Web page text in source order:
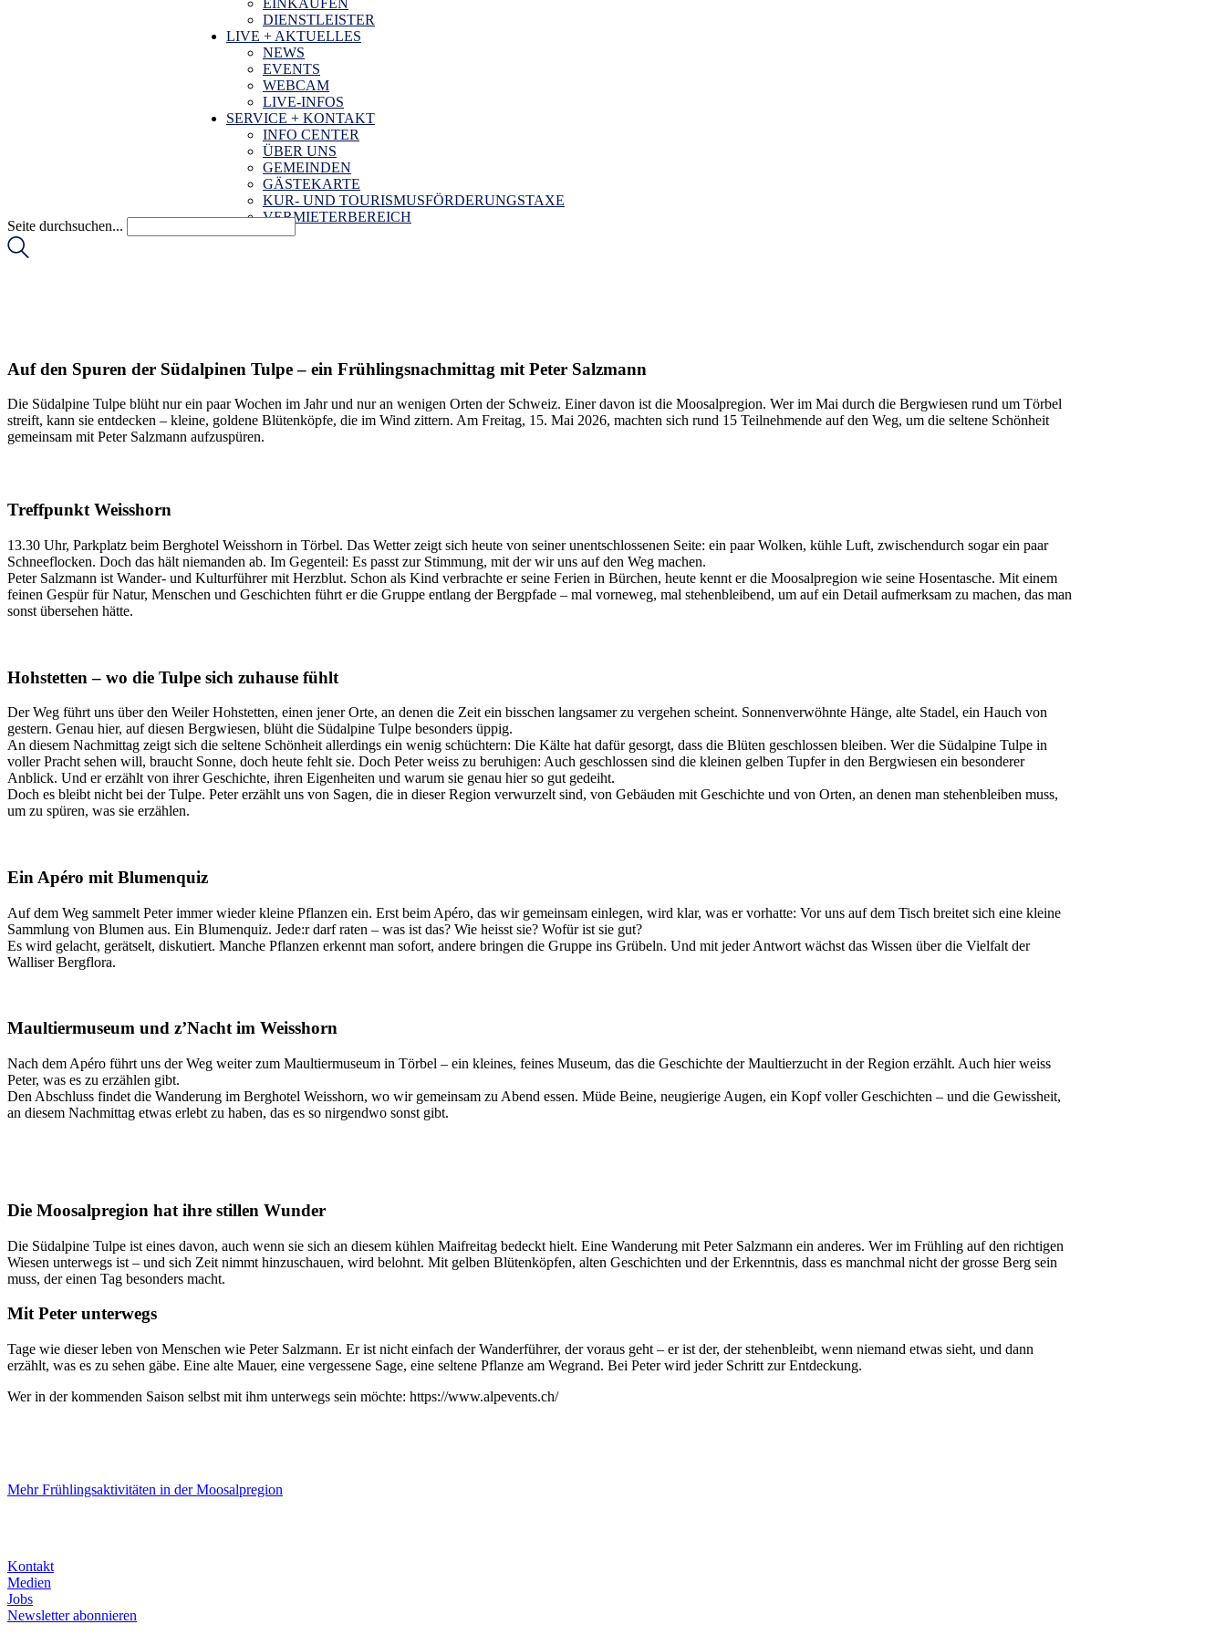
EINKAUFEN
DIENSTLEISTER
LIVE + AKTUELLES
NEWS
EVENTS
WEBCAM
LIVE-INFOS
SERVICE + KONTAKT
INFO CENTER
ÜBER UNS
GEMEINDEN
GÄSTEKARTE
KUR- UND TOURISMUSFÖRDERUNGSTAXE
VERMIETERBEREICH
Seite durchsuchen...
Auf den Spuren der Südalpinen Tulpe – ein Frühlingsnachmittag mit Peter Salzmann
Die Südalpine Tulpe blüht nur ein paar Wochen im Jahr und nur an wenigen Orten der Schweiz. Einer davon ist die Moosalpregion. Wer im Mai durch die Bergwiesen rund um Törbel
streift, kann sie entdecken – kleine, goldene Blütenköpfe, die im Wind zittern. Am Freitag, 15. Mai 2026, machten sich rund 15 Teilnehmende auf den Weg, um die seltene Schönheit
gemeinsam mit Peter Salzmann aufzuspüren.
Treffpunkt Weisshorn
13.30 Uhr, Parkplatz beim Berghotel Weisshorn in Törbel. Das Wetter zeigt sich heute von seiner unentschlossenen Seite: ein paar Wolken, kühle Luft, zwischendurch sogar ein paar
Schneeflocken. Doch das hält niemanden ab. Im Gegenteil: Es passt zur Stimmung, mit der wir uns auf den Weg machen.
Peter Salzmann ist Wander- und Kulturführer mit Herzblut. Schon als Kind verbrachte er seine Ferien in Bürchen, heute kennt er die Moosalpregion wie seine Hosentasche. Mit einem
feinen Gespür für Natur, Menschen und Geschichten führt er die Gruppe entlang der Bergpfade – mal vorneweg, mal stehenbleibend, um auf ein Detail aufmerksam zu machen, das man
sonst übersehen hätte.
Hohstetten – wo die Tulpe sich zuhause fühlt
Der Weg führt uns über den Weiler Hohstetten, einen jener Orte, an denen die Zeit ein bisschen langsamer zu vergehen scheint. Sonnenverwöhnte Hänge, alte Stadel, ein Hauch von
gestern. Genau hier, auf diesen Bergwiesen, blüht die Südalpine Tulpe besonders üppig.
An diesem Nachmittag zeigt sich die seltene Schönheit allerdings ein wenig schüchtern: Die Kälte hat dafür gesorgt, dass die Blüten geschlossen bleiben. Wer die Südalpine Tulpe in
voller Pracht sehen will, braucht Sonne, doch heute fehlt sie. Doch Peter weiss zu beruhigen: Auch geschlossen sind die kleinen gelben Tupfer in den Bergwiesen ein besonderer
Anblick. Und er erzählt von ihrer Geschichte, ihren Eigenheiten und warum sie genau hier so gut gedeiht.
Doch es bleibt nicht bei der Tulpe. Peter erzählt uns von Sagen, die in dieser Region verwurzelt sind, von Gebäuden mit Geschichte und von Orten, an denen man stehenbleiben muss,
um zu spüren, was sie erzählen.
Ein Apéro mit Blumenquiz
Auf dem Weg sammelt Peter immer wieder kleine Pflanzen ein. Erst beim Apéro, das wir gemeinsam einlegen, wird klar, was er vorhatte: Vor uns auf dem Tisch breitet sich eine kleine
Sammlung von Blumen aus. Ein Blumenquiz. Jede:r darf raten – was ist das? Wie heisst sie? Wofür ist sie gut?
Es wird gelacht, gerätselt, diskutiert. Manche Pflanzen erkennt man sofort, andere bringen die Gruppe ins Grübeln. Und mit jeder Antwort wächst das Wissen über die Vielfalt der
Walliser Bergflora.
Maultiermuseum und z’Nacht im Weisshorn
Nach dem Apéro führt uns der Weg weiter zum Maultiermuseum in Törbel – ein kleines, feines Museum, das die Geschichte der Maultierzucht in der Region erzählt. Auch hier weiss
Peter, was es zu erzählen gibt.
Den Abschluss findet die Wanderung im Berghotel Weisshorn, wo wir gemeinsam zu Abend essen. Müde Beine, neugierige Augen, ein Kopf voller Geschichten – und die Gewissheit,
an diesem Nachmittag etwas erlebt zu haben, das es so nirgendwo sonst gibt.
Die Moosalpregion hat ihre stillen Wunder
Die Südalpine Tulpe ist eines davon, auch wenn sie sich an diesem kühlen Maifreitag bedeckt hielt. Eine Wanderung mit Peter Salzmann ein anderes. Wer im Frühling auf den richtigen
Wiesen unterwegs ist – und sich Zeit nimmt hinzuschauen, wird belohnt. Mit gelben Blütenköpfen, alten Geschichten und der Erkenntnis, dass es manchmal nicht der grosse Berg sein
muss, der einen Tag besonders macht.
Mit Peter unterwegs
Tage wie dieser leben von Menschen wie Peter Salzmann. Er ist nicht einfach der Wanderführer, der voraus geht – er ist der, der stehenbleibt, wenn niemand etwas sieht, und dann
erzählt, was es zu sehen gäbe. Eine alte Mauer, eine vergessene Sage, eine seltene Pflanze am Wegrand. Bei Peter wird jeder Schritt zur Entdeckung.
Wer in der kommenden Saison selbst mit ihm unterwegs sein möchte: https://www.alpevents.ch/
Mehr Frühlingsaktivitäten in der Moosalpregion
Kontakt
Medien
Jobs
Newsletter abonnieren